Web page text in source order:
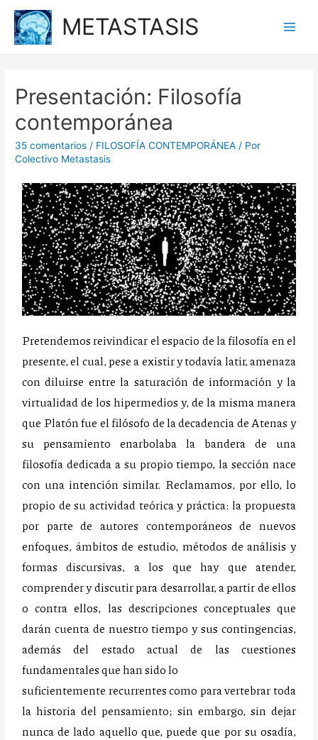
METASTASIS
Presentación: Filosofía
contemporánea
35 comentarios / FILOSOFÍA CONTEMPORÁNEA / Por
Colectivo Metastasis
Pretendemos reivindicar el espacio de la filosofía en el
presente, el cual, pese a existir y todavía latir, amenaza
con diluirse entre la saturación de información y la
virtualidad de los hipermedios y, de la misma manera
que Platón fue el filósofo de la decadencia de Atenas y
su pensamiento enarbolaba la bandera de una
filosofía dedicada a su propio tiempo, la sección nace
con una intención similar. Reclamamos, por ello, lo
propio de su actividad teórica y práctica: la propuesta
por parte de autores contemporáneos de nuevos
enfoques, ámbitos de estudio, métodos de análisis y
formas discursivas, a los que hay que atender,
comprender y discutir para desarrollar, a partir de ellos
o contra ellos, las descripciones conceptuales que
darán cuenta de nuestro tiempo y sus contingencias,
además del estado actual de las cuestiones
fundamentales que han sido lo
suficientemente recurrentes como para vertebrar toda
la historia del pensamiento; sin embargo, sin dejar
nunca de lado aquello que, puede que por su osadía,